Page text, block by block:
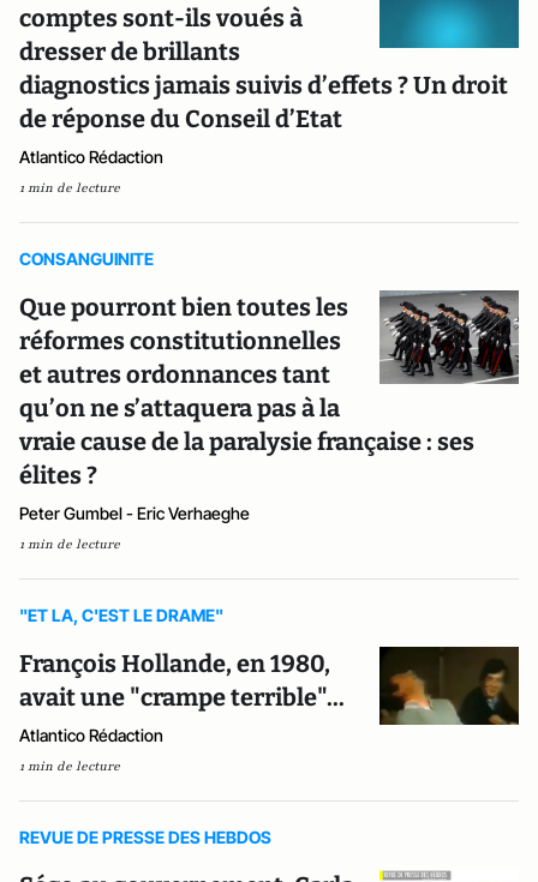
comptes sont-ils voués à
dresser de brillants
diagnostics jamais suivis d’effets ? Un droit
de réponse du Conseil d’Etat
Atlantico Rédaction
1 min de lecture
CONSANGUINITE
Que pourront bien toutes les
réformes constitutionnelles
et autres ordonnances tant
qu’on ne s’attaquera pas à la
vraie cause de la paralysie française : ses
élites ?
Peter Gumbel - Eric Verhaeghe
1 min de lecture
"ET LA, C'EST LE DRAME"
François Hollande, en 1980,
avait une "crampe terrible"...
Atlantico Rédaction
1 min de lecture
REVUE DE PRESSE DES HEBDOS